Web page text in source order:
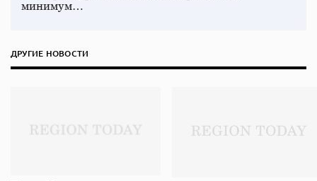
минимум…
ДРУГИЕ НОВОСТИ